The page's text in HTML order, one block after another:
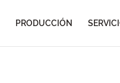
PRODUCCIÓN